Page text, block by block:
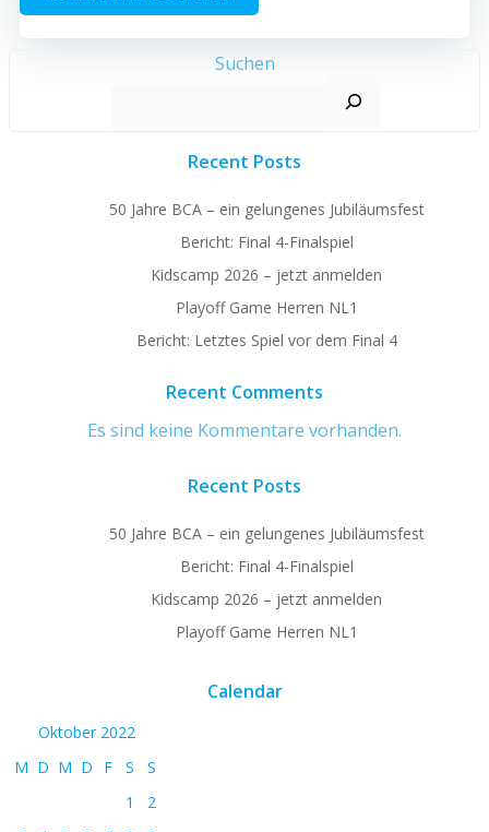
Suchen
Recent Posts
50 Jahre BCA – ein gelungenes Jubiläumsfest
Bericht: Final 4-Finalspiel
Kidscamp 2026 – jetzt anmelden
Playoff Game Herren NL1
Bericht: Letztes Spiel vor dem Final 4
Recent Comments
Es sind keine Kommentare vorhanden.
Recent Posts
50 Jahre BCA – ein gelungenes Jubiläumsfest
Bericht: Final 4-Finalspiel
Kidscamp 2026 – jetzt anmelden
Playoff Game Herren NL1
Calendar
Oktober 2022
M D M D F S
S
1
2